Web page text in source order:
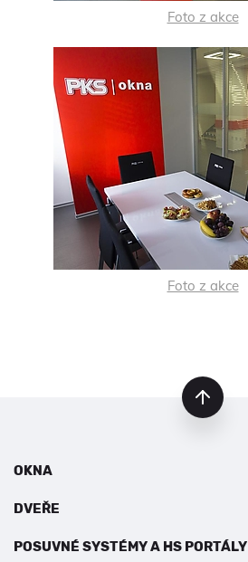
Foto z akce
Foto z akce
OKNA
DVEŘE
POSUVNÉ SYSTÉMY A HS PORTÁLY